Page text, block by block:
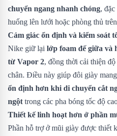
chuyển ngang nhanh chóng,
huống lên lưới hoặc phòng thủ
Cảm giác ổn định và kiểm soát
Nike giữ lại lớp foam đế giữa và
từ Vapor 2, đồng thời cải thiện
chân. Điều này giúp đôi giày
ổn định hơn khi di chuyển cắt
ngột trong các pha bóng tốc độ
Thiết kế linh hoạt hơn ở phần
Phần hỗ trợ ở mũi giày được thiết